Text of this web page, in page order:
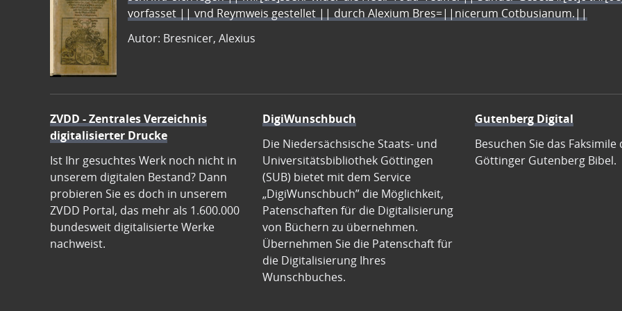
vorfasset || vnd Reymweis gestellet || durch Alexium Bres=||nicerum Cotbusianum.||
Autor: Bresnicer, Alexius
ZVDD - Zentrales Verzeichnis
digitalisierter Drucke
Ist Ihr gesuchtes Werk noch nicht in
unserem digitalen Bestand? Dann
probieren Sie es doch in unserem
ZVDD Portal, das mehr als 1.600.000
bundesweit digitalisierte Werke
nachweist.
DigiWunschbuch
Die Niedersächsische Staats- und
Universitätsbibliothek Göttingen
(SUB) bietet mit dem Service
„DigiWunschbuch” die Möglichkeit,
Patenschaften für die Digitalisierung
von Büchern zu übernehmen.
Übernehmen Sie die Patenschaft für
die Digitalisierung Ihres
Wunschbuches.
Gutenberg Digital
Besuchen Sie das Faksimile
Göttinger Gutenberg Bibel.